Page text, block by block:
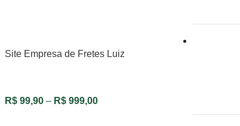
Site Empresa de Fretes Luiz
R$ 99,90 – R$ 999,00